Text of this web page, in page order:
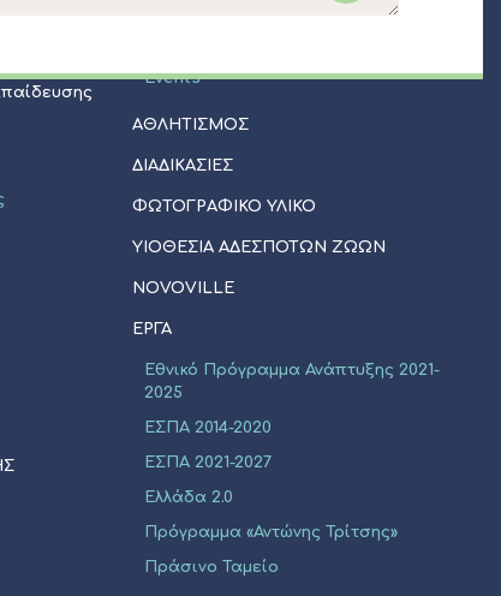
Events
ΑΘΛΗΤΙΣΜΟΣ
ΔΙΑΔΙΚΑΣΙΕΣ
ΦΩΤΟΓΡΑΦΙΚΟ ΥΛΙΚΟ
ΥΙΟΘΕΣΊΑ ΑΔΈΣΠΟΤΩΝ ΖΏΩΝ
NOVOVILLE
ΈΡΓΑ
Εθνικό Πρόγραμμα Ανάπτυξης 2021-
2025
ΕΣΠΑ 2014-2020
ΕΣΠΑ 2021-2027
Ελλάδα 2.0
Πρόγραμμα «Αντώνης Τρίτσης»
Πράσινο Ταμείο